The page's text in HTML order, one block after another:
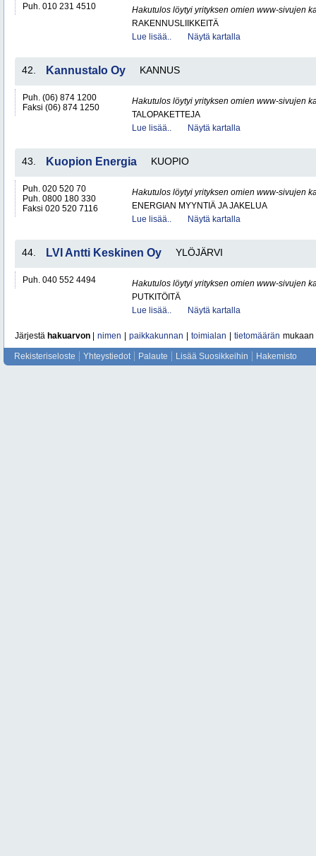
Puh. 010 231 4510
Hakutulos löytyi yrityksen omien www-sivujen
RAKENNUSLIIKKEITÄ
Lue lisää..
Näytä kartalla
42. Kannustalo Oy KANNUS
Puh. (06) 874 1200
Faksi (06) 874 1250
Hakutulos löytyi yrityksen omien www-sivujen
TALOPAKETTEJA
Lue lisää..
Näytä kartalla
43. Kuopion Energia KUOPIO
Puh. 020 520 70
Puh. 0800 180 330
Faksi 020 520 7116
Hakutulos löytyi yrityksen omien www-sivujen
ENERGIAN MYYNTIÄ JA JAKELUA
Lue lisää..
Näytä kartalla
44. LVI Antti Keskinen Oy YLÖJÄRVI
Puh. 040 552 4494
Hakutulos löytyi yrityksen omien www-sivujen
PUTKITÖITÄ
Lue lisää..
Näytä kartalla
Järjestä hakuarvon nimen paikkakunnan toimialan tietomäärän mukaan
Rekisteriseloste Yhteystiedot Palaute Lisää Suosikkeihin Hakemisto